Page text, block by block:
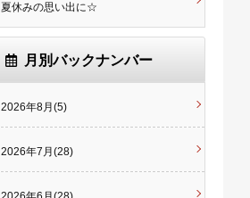
夏休みの思い出に☆
月別バックナンバー
2026年8月(5)
2026年7月(28)